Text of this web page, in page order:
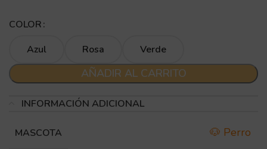
COLOR
Azul
Rosa Verde
AÑADIR AL CARRITO
INFORMACIÓN ADICIONAL
MASCOTA 🐶 Perro